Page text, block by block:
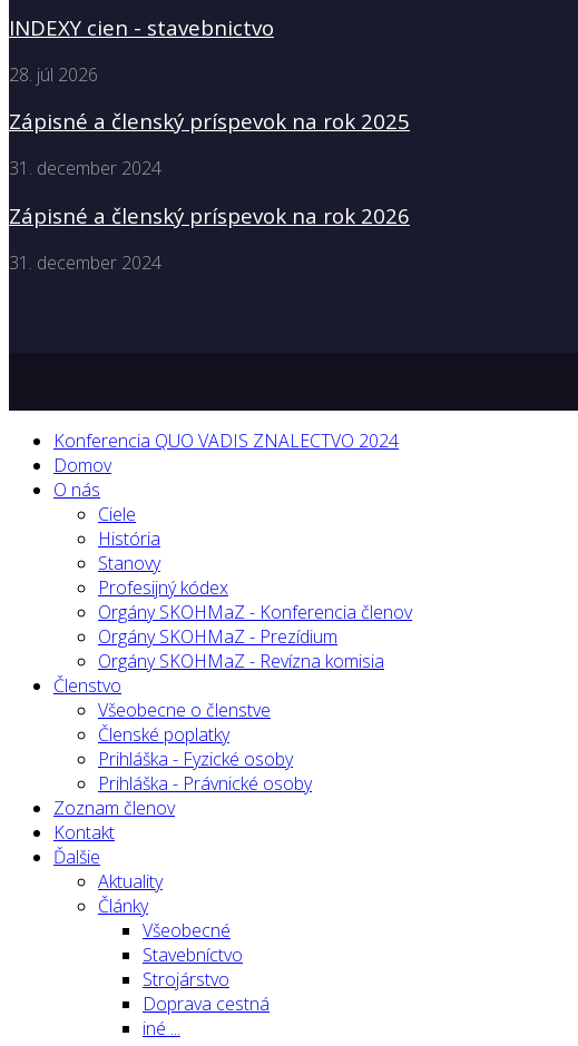
INDEXY cien - stavebnictvo
28. júl 2026
Zápisné a členský príspevok na rok 2025
31. december 2024
Zápisné a členský príspevok na rok 2026
31. december 2024
Konferencia QUO VADIS ZNALECTVO 2024
Domov
O nás
Ciele
História
Stanovy
Profesijný kódex
Orgány SKOHMaZ - Konferencia členov
Orgány SKOHMaZ - Prezídium
Orgány SKOHMaZ - Revízna komisia
Členstvo
Všeobecne o členstve
Členské poplatky
Prihláška - Fyzické osoby
Prihláška - Právnické osoby
Zoznam členov
Kontakt
Ďalšie
Aktuality
Články
Všeobecné
Stavebníctvo
Strojárstvo
Doprava cestná
iné ...